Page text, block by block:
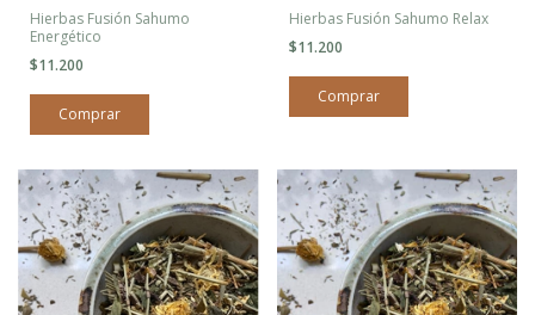
Hierbas Fusión Sahumo
Energético
$11.200
Hierbas Fusión Sahumo Relax
$11.200